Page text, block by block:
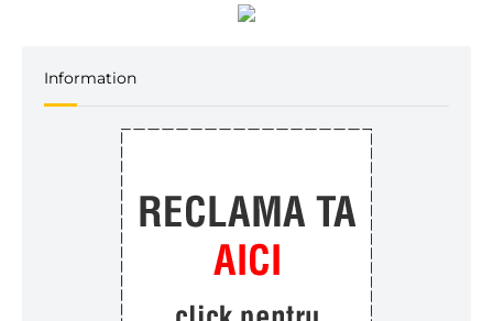
Information